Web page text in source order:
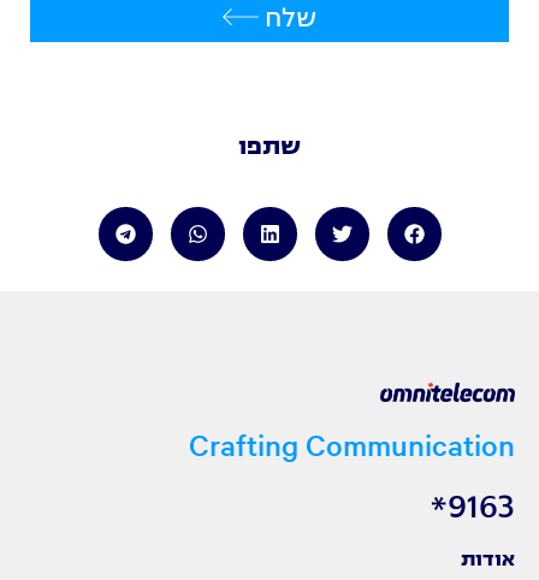
שלח
שתפו
Crafting Communication
9163*
אודות